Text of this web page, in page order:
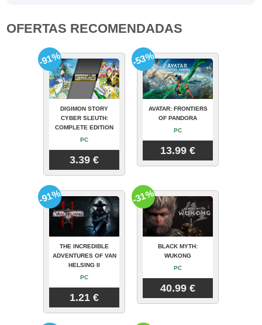
OFERTAS RECOMENDADAS
DIGIMON STORY
CYBER SLEUTH:
COMPLETE EDITION
PC
3.39 €
-91%
AVATAR: FRONTIERS
OF PANDORA
PC
13.99 €
-53%
THE INCREDIBLE
ADVENTURES OF VAN
HELSING II
PC
1.21 €
-91%
BLACK MYTH:
WUKONG
PC
40.99 €
-31%